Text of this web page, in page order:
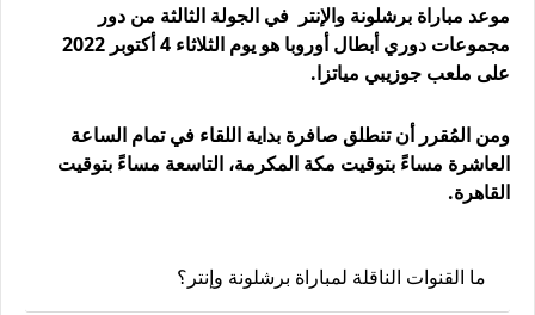
موعد مباراة برشلونة والإنتر في الجولة الثالثة من دور
مجموعات دوري أبطال أوروبا هو يوم الثلاثاء 4 أكتوبر 2022
على ملعب جوزيبي مياتزا.
ومن المُقرر أن تنطلق صافرة بداية اللقاء في تمام الساعة
العاشرة مساءً بتوقيت مكة المكرمة، التاسعة مساءً بتوقيت
القاهرة.
ما القنوات الناقلة لمباراة برشلونة وإنتر؟